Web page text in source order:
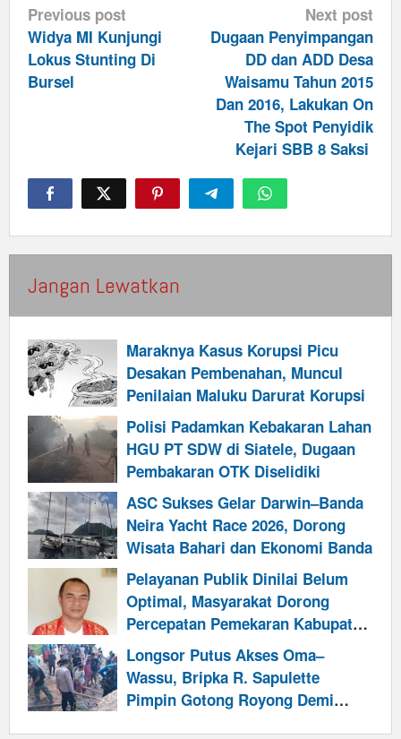
Post
navigation
Previous post
Widya MI Kunjungi
Lokus Stunting Di
Bursel
Next post
Dugaan Penyimpangan
DD dan ADD Desa
Waisamu Tahun 2015
Dan 2016, Lakukan On
The Spot Penyidik
Kejari SBB 8 Saksi
Jangan Lewatkan
Maraknya Kasus Korupsi Picu
Desakan Pembenahan, Muncul
Penilaian Maluku Darurat Korupsi
Polisi Padamkan Kebakaran Lahan
HGU PT SDW di Siatele, Dugaan
Pembakaran OTK Diselidiki
ASC Sukses Gelar Darwin–Banda
Neira Yacht Race 2026, Dorong
Wisata Bahari dan Ekonomi Banda
Pelayanan Publik Dinilai Belum
Optimal, Masyarakat Dorong
Percepatan Pemekaran Kabupaten
Talabatai
Longsor Putus Akses Oma–
Wassu, Bripka R. Sapulette
Pimpin Gotong Royong Demi